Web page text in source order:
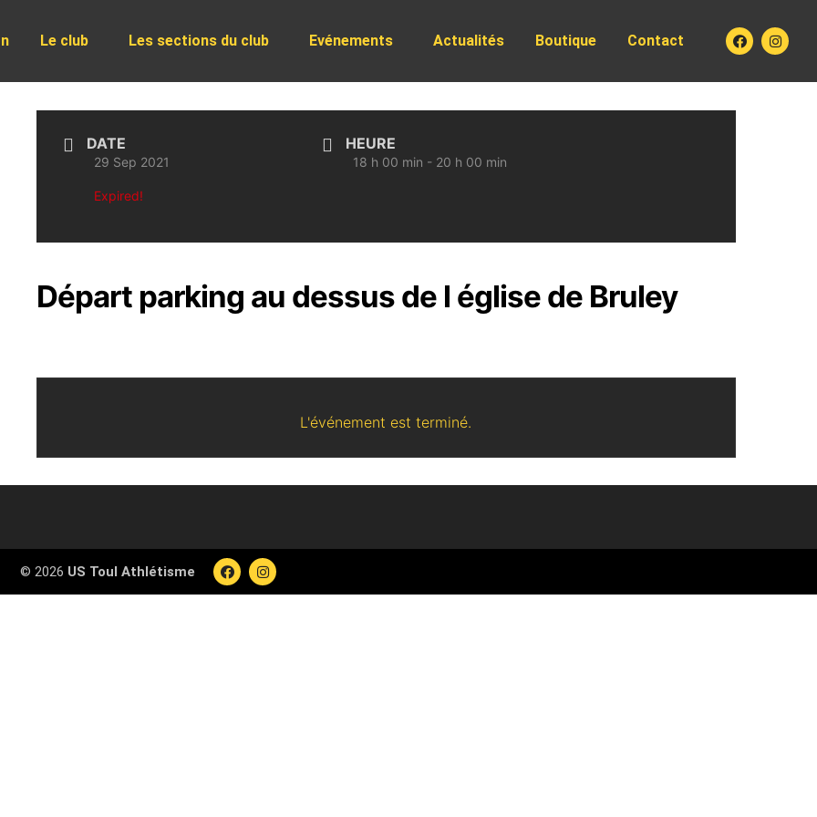
Le club Les sections du club Evénements Actualités Boutique Contact
DATE
29 Sep 2021
Expired!
HEURE
18 h 00 min - 20 h 00 min
Départ parking au dessus de l église de Bruley
L'événement est terminé.
© 2026 US Toul Athlétisme